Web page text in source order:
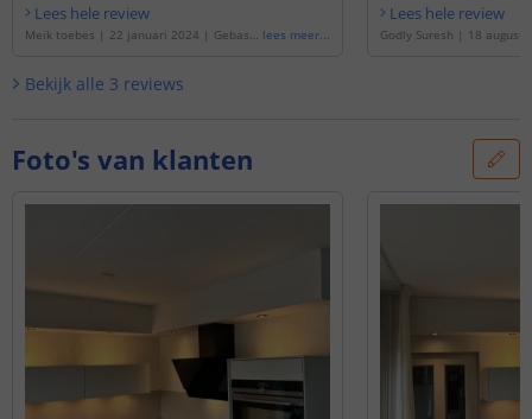
Lees hele review
Meik toebes | 22 januari 2024 | Gebase
lees meer...
Lees hele review
Godly Suresh | 18
Bekijk alle 3 reviews
Foto's van klanten